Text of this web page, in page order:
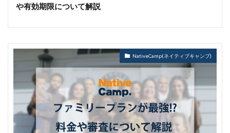
や有効期限について解説
NativeCamp(ネイティブキャンプ)